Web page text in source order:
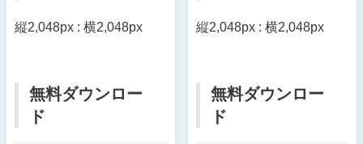
縦2,048px : 横2,048px
無料ダウンロー
ド
縦2,048px : 横2,048px
無料ダウンロー
ド